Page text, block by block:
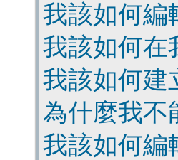
我該如何編
我該如何在
我該如何建
為什麼我不
我該如何編